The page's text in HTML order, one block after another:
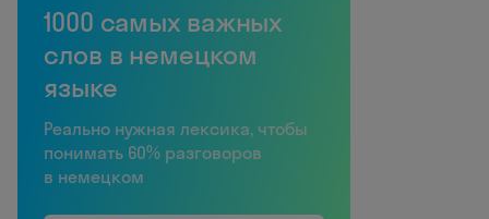
1000 самых важных
слов в немецком
языке
Реально нужная лексика, чтобы
понимать 60% разговоров
в немецком